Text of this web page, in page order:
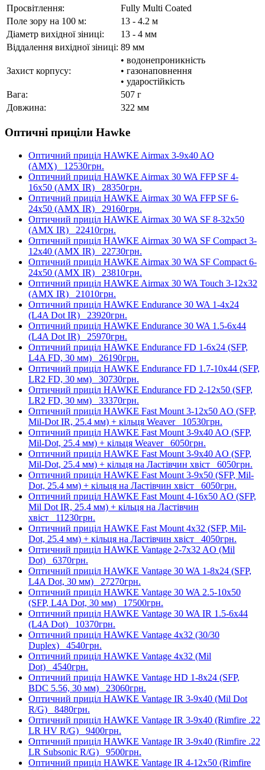
Просвітлення:
Fully Multi Coated
Поле зору на 100 м:
13 - 4.2 м
Діаметр вихідної зіниці:
13 - 4 мм
Віддалення вихідної зіниці: 89 мм
Захист корпусу:
• водонепроникність
• газонаповнення
• ударостійкість
Вага:
507 г
Довжина:
322 мм
Оптичні приціли Hawke
Оптичний приціл HAWKE Airmax 3-9x40 AO
(AMX) 12530грн.
Оптичний приціл HAWKE Airmax 30 WA FFP SF 4-
16x50 (AMX IR) 28350грн.
Оптичний приціл HAWKE Airmax 30 WA FFP SF 6-
24x50 (AMX IR) 29160грн.
Оптичний приціл HAWKE Airmax 30 WA SF 8-32x50
(AMX IR) 22410грн.
Оптичний приціл HAWKE Airmax 30 WA SF Compact 3-
12x40 (AMX IR) 22730грн.
Оптичний приціл HAWKE Airmax 30 WA SF Compact 6-
24x50 (AMX IR) 23810грн.
Оптичний приціл HAWKE Airmax 30 WA Touch 3-12x32
(AMX IR) 21010грн.
Оптичний приціл HAWKE Endurance 30 WA 1-4x24
(L4A Dot IR) 23920грн.
Оптичний приціл HAWKE Endurance 30 WA 1.5-6x44
(L4A Dot IR) 25970грн.
Оптичний приціл HAWKE Endurance FD 1-6x24 (SFP,
L4A FD, 30 мм) 26190грн.
Оптичний приціл HAWKE Endurance FD 1.7-10x44 (SFP,
LR2 FD, 30 мм) 30730грн.
Оптичний приціл HAWKE Endurance FD 2-12x50 (SFP,
LR2 FD, 30 мм) 33370грн.
Оптичний приціл HAWKE Fast Mount 3-12x50 AO (SFP,
Mil-Dot IR, 25.4 мм) + кільця Weaver 10530грн.
Оптичний приціл HAWKE Fast Mount 3-9x40 AO (SFP,
Mil-Dot, 25.4 мм) + кільця Weaver 6050грн.
Оптичний приціл HAWKE Fast Mount 3-9x40 AO (SFP,
Mil-Dot, 25.4 мм) + кільця на Ластівчин хвіст 6050грн.
Оптичний приціл HAWKE Fast Mount 3-9x50 (SFP, Mil-
Dot, 25.4 мм) + кільця на Ластівчин хвіст 6050грн.
Оптичний приціл HAWKE Fast Mount 4-16x50 AO (SFP,
Mil Dot IR, 25.4 мм) + кільця на Ластівчин
хвіст 11230грн.
Оптичний приціл HAWKE Fast Mount 4x32 (SFP, Mil-
Dot, 25.4 мм) + кільця на Ластівчин хвіст 4050грн.
Оптичний приціл HAWKE Vantage 2-7x32 AO (Mil
Dot) 6370грн.
Оптичний приціл HAWKE Vantage 30 WA 1-8x24 (SFP,
L4A Dot, 30 мм) 27270грн.
Оптичний приціл HAWKE Vantage 30 WA 2.5-10x50
(SFP, L4A Dot, 30 мм) 17500грн.
Оптичний приціл HAWKE Vantage 30 WA IR 1.5-6x44
(L4A Dot) 10370грн.
Оптичний приціл HAWKE Vantage 4x32 (30/30
Duplex) 4540грн.
Оптичний приціл HAWKE Vantage 4x32 (Mil
Dot) 4540грн.
Оптичний приціл HAWKE Vantage HD 1-8x24 (SFP,
BDC 5.56, 30 мм) 23060грн.
Оптичний приціл HAWKE Vantage IR 3-9x40 (Mil Dot
R/G) 8480грн.
Оптичний приціл HAWKE Vantage IR 3-9x40 (Rimfire .22
LR HV R/G) 9400грн.
Оптичний приціл HAWKE Vantage IR 3-9x40 (Rimfire .22
LR Subsonic R/G) 9500грн.
Оптичний приціл HAWKE Vantage IR 4-12x50 (Rimfire